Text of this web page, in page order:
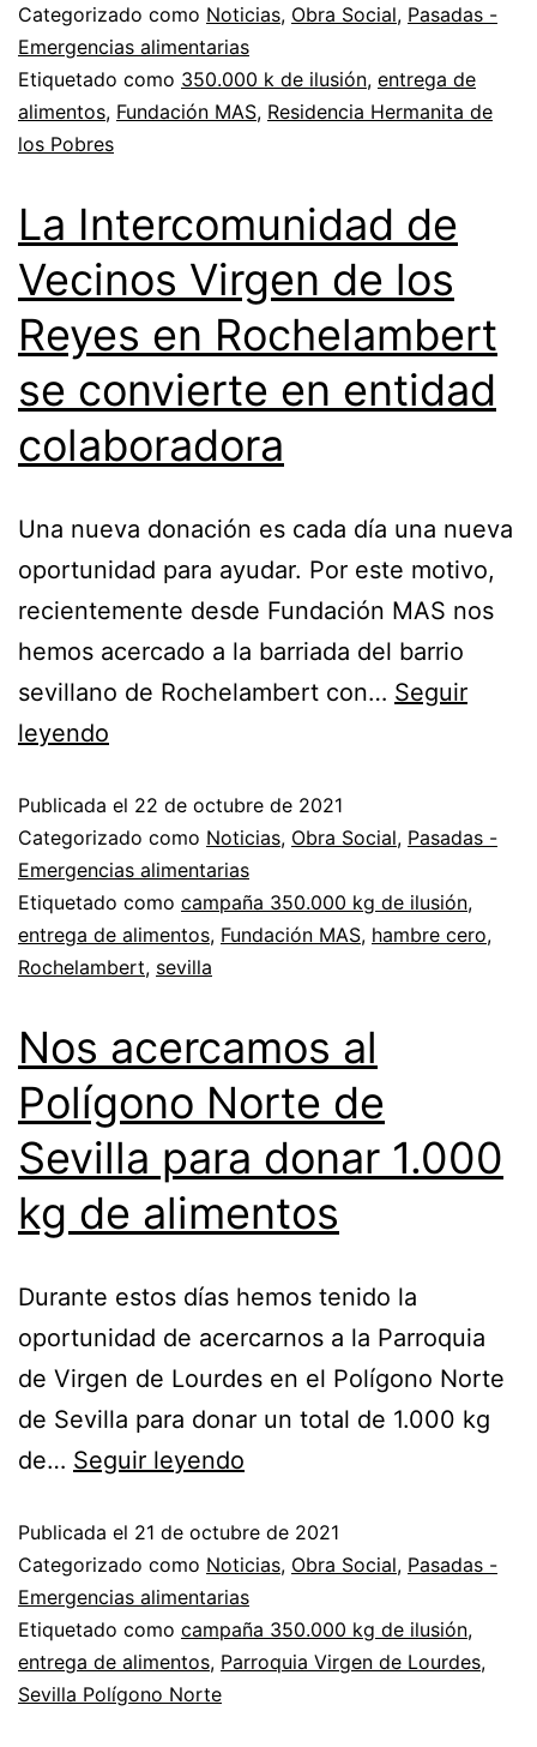
Categorizado como Noticias, Obra Social, Pasadas -
Emergencias alimentarias
Etiquetado como 350.000 k de ilusión, entrega de
alimentos, Fundación MAS, Residencia Hermanita de
los Pobres
La Intercomunidad de
Vecinos Virgen de los
Reyes en Rochelambert
se convierte en entidad
colaboradora
Una nueva donación es cada día una nueva
oportunidad para ayudar. Por este motivo,
recientemente desde Fundación MAS nos
hemos acercado a la barriada del barrio
sevillano de Rochelambert con… Seguir
leyendo
Publicada el 22 de octubre de 2021
Categorizado como Noticias, Obra Social, Pasadas -
Emergencias alimentarias
Etiquetado como campaña 350.000 kg de ilusión,
entrega de alimentos, Fundación MAS, hambre cero,
Rochelambert, sevilla
Nos acercamos al
Polígono Norte de
Sevilla para donar 1.000
kg de alimentos
Durante estos días hemos tenido la
oportunidad de acercarnos a la Parroquia
de Virgen de Lourdes en el Polígono Norte
de Sevilla para donar un total de 1.000 kg
de… Seguir leyendo
Publicada el 21 de octubre de 2021
Categorizado como Noticias, Obra Social, Pasadas -
Emergencias alimentarias
Etiquetado como campaña 350.000 kg de ilusión,
entrega de alimentos, Parroquia Virgen de Lourdes,
Sevilla Polígono Norte